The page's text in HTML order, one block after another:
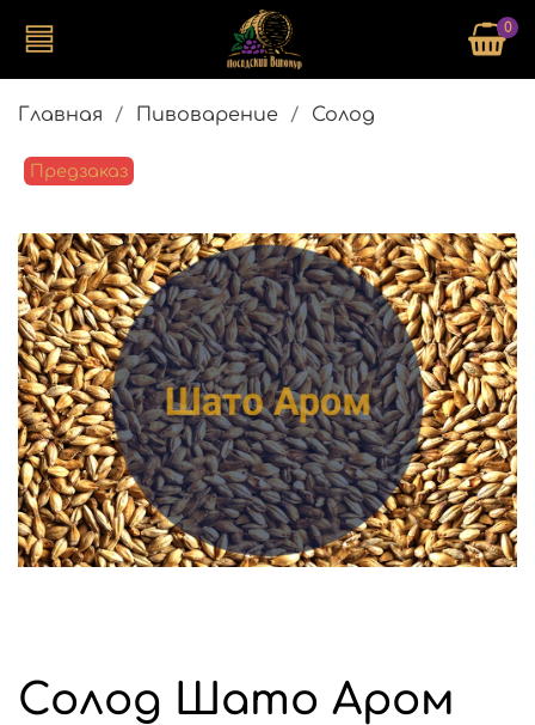
0
Главная Пивоварение Солод
Предзаказ
Солод Шато Аром